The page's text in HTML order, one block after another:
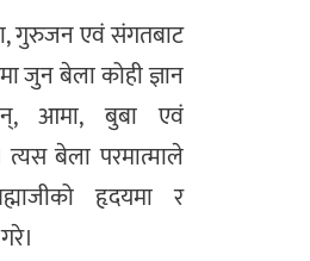
गुरुजन एवं संगतबाट
जुन बेला कोही ज्ञान
आमा, बुबा एवं
बेला परमात्माले
हृदयमा र